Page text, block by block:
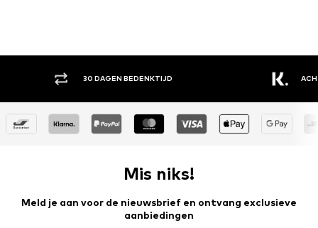
30 DAGEN BEDENKTIJD
Mis niks!
Meld je aan voor de nieuwsbrief en ontvang exclusieve
aanbiedingen